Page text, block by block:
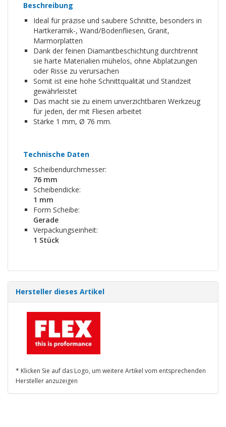
Beschreibung
Ideal für präzise und saubere Schnitte, besonders in
Hartkeramik-, Wand/Bodenfliesen, Granit,
Marmorplatten
Dank der feinen Diamantbeschichtung durchtrennt
sie harte Materialien mühelos, ohne Abplatzungen
oder Risse zu verursachen
Somit ist eine hohe Schnittqualität und Standzeit
gewährleistet
Das macht sie zu einem unverzichtbaren Werkzeug
für jeden, der mit Fliesen arbeitet
Stärke 1 mm, Ø 76 mm.
Technische Daten
Scheibendurchmesser:
76 mm
Scheibendicke:
1 mm
Form Scheibe:
Gerade
Verpackungseinheit:
1 Stück
Hersteller dieses Artikel
* Klicken Sie auf das Logo, um weitere Artikel vom entsprechenden
Hersteller anzuzeigen